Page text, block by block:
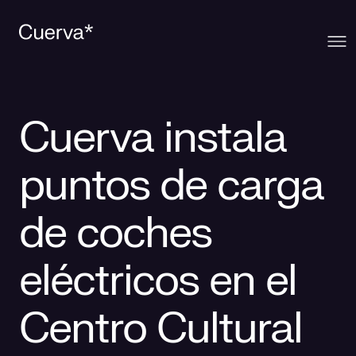
La mirada Cuerva
Trabaja en Cuerva
Prensa
Qué ofrecemos
Distribución
Smart Services
Smart Solutions
Innovación
Comunidad
Blog
Recursos
Contacto
Cuerva instala
puntos de carga
de coches
eléctricos en el
Centro Cultural